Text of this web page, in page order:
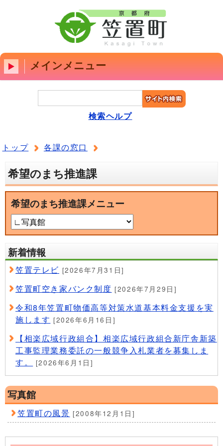
メインメニュー
検索ヘルプ
トップ 各課の窓口
希望のまち推進課
希望のまち推進課メニュー
新着情報
笠置テレビ [2026年7月31日]
笠置町空き家バンク制度 [2026年7月29日]
令和8年笠置町物価高等対策水道基本料金支援を実
施します [2026年6月16日]
【相楽広域行政組合】相楽広域行政組合新庁舎新築
工事監理業務委託の一般競争入札業者を募集しま
す。
[2026年6月1日]
写真館
笠置町の風景 [2008年12月1日]